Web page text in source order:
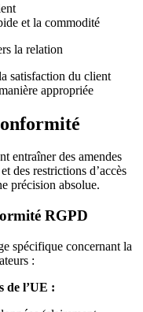
et la commodité
la relation
satisfaction du client
appropriée
entraîner des amendes
des restrictions d’accès
précision absolue.
RGPD
spécifique concernant la
:
de l’UE :